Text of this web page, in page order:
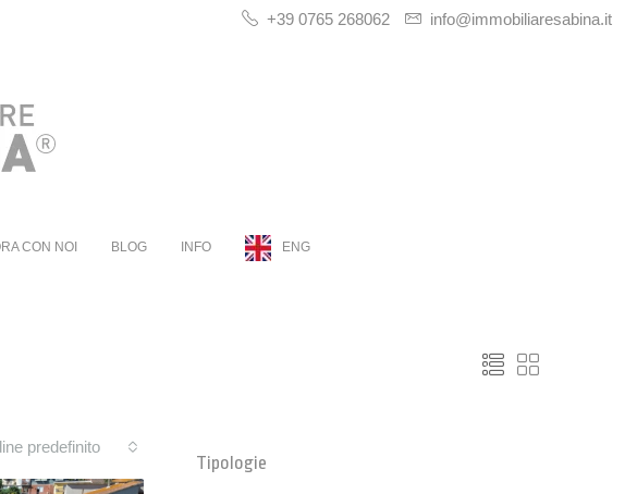
+39 0765 268062 info@immobiliaresabina.it
CON NOI BLOG INFO ENG
predefinito
Tipologie